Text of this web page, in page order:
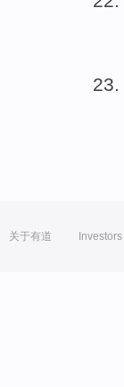
关于有道 Investors